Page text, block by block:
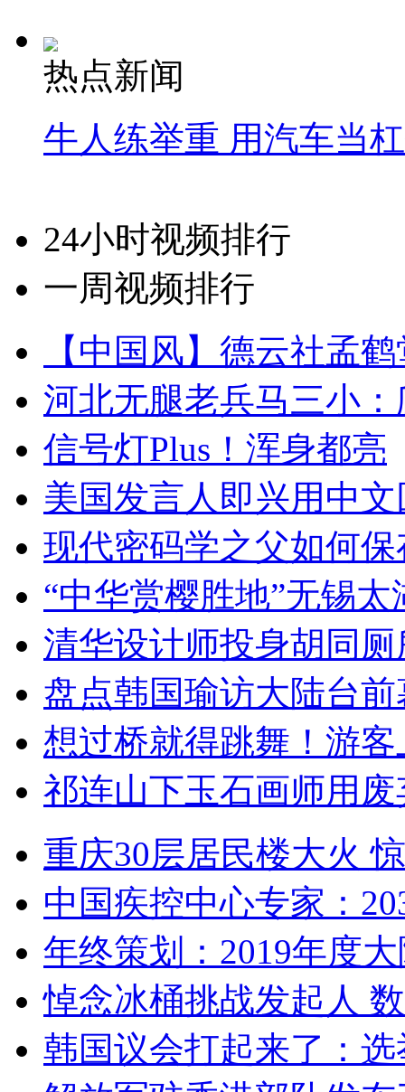
热点新闻
牛人练举重 用汽车当
24小时视频排行
一周视频排行
【中国风】德云社孟
河北无腿老兵马三小
信号灯Plus！浑身都亮
美国发言人即兴用中
现代密码学之父如何
“中华赏樱胜地”无锡
清华设计师投身胡同
盘点韩国瑜访大陆台
想过桥就得跳舞！游客
祁连山下玉石画师用
重庆30层居民楼大火
中国疾控中心专家：
年终策划：2019年度
悼念冰桶挑战发起人
韩国议会打起来了：